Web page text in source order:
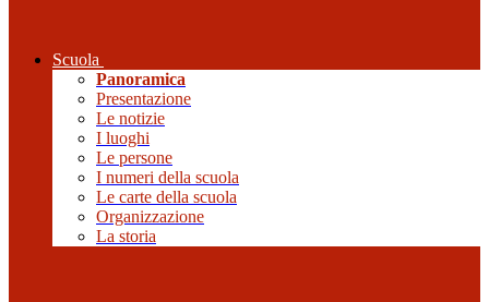
Scuola
Panoramica
Presentazione
Le notizie
I luoghi
Le persone
I numeri della scuola
Le carte della scuola
Organizzazione
La storia